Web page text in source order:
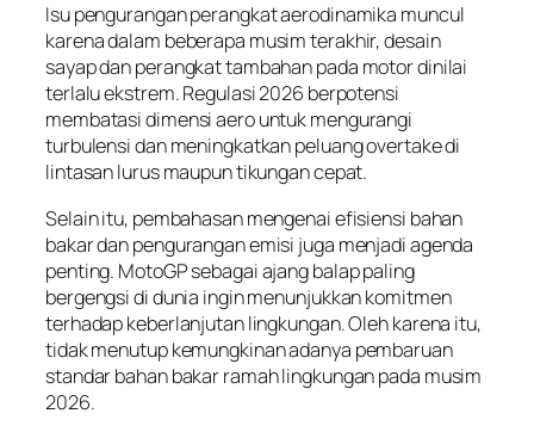
Isu pengurangan perangkat aerodinamika muncul
karena dalam beberapa musim terakhir, desain
sayap dan perangkat tambahan pada motor dinilai
terlalu ekstrem. Regulasi 2026 berpotensi
membatasi dimensi aero untuk mengurangi
turbulensi dan meningkatkan peluang overtake di
lintasan lurus maupun tikungan cepat.
Selain itu, pembahasan mengenai efisiensi bahan
bakar dan pengurangan emisi juga menjadi agenda
penting. MotoGP sebagai ajang balap paling
bergengsi di dunia ingin menunjukkan komitmen
terhadap keberlanjutan lingkungan. Oleh karena itu,
tidak menutup kemungkinan adanya pembaruan
standar bahan bakar ramah lingkungan pada musim
2026.